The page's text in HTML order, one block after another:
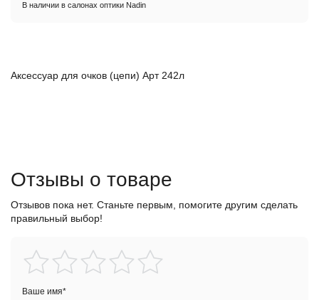
Аксессуар для очков (цепи) Арт 242л
В наличии в салонах оптики Nadin
Отзывы о товаре
Отзывов пока нет. Станьте первым, помогите другим сделать
правильный выбор!
Ваше имя*